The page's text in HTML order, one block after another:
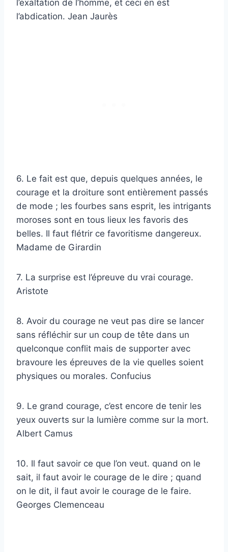
l’exaltation de l’homme, et ceci en est
l’abdication. Jean Jaurès
6. Le fait est que, depuis quelques années, le
courage et la droiture sont entièrement passés
de mode ; les fourbes sans esprit, les intrigants
moroses sont en tous lieux les favoris des
belles. Il faut flétrir ce favoritisme dangereux.
Madame de Girardin
7. La surprise est l’épreuve du vrai courage.
Aristote
8. Avoir du courage ne veut pas dire se lancer
sans réfléchir sur un coup de tête dans un
quelconque conflit mais de supporter avec
bravoure les épreuves de la vie quelles soient
physiques ou morales. Confucius
9. Le grand courage, c’est encore de tenir les
yeux ouverts sur la lumière comme sur la mort.
Albert Camus
10. Il faut savoir ce que l’on veut. quand on le
sait, il faut avoir le courage de le dire ; quand
on le dit, il faut avoir le courage de le faire.
Georges Clemenceau